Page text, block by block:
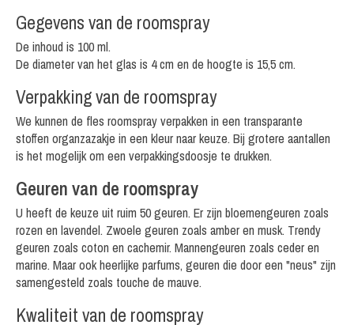
Gegevens van de roomspray
De inhoud is 100 ml.
De diameter van het glas is 4 cm en de hoogte is 15,5 cm.
Verpakking van de roomspray
We kunnen de fles roomspray verpakken in een transparante
stoffen organzazakje in een kleur naar keuze. Bij grotere aantallen
is het mogelijk om een verpakkingsdoosje te drukken.
Geuren van de roomspray
U heeft de keuze uit ruim 50 geuren. Er zijn bloemengeuren zoals
rozen en lavendel. Zwoele geuren zoals amber en musk. Trendy
geuren zoals coton en cachemir. Mannengeuren zoals ceder en
marine. Maar ook heerlijke parfums, geuren die door een "neus" zijn
samengesteld zoals touche de mauve.
Kwaliteit van de roomspray